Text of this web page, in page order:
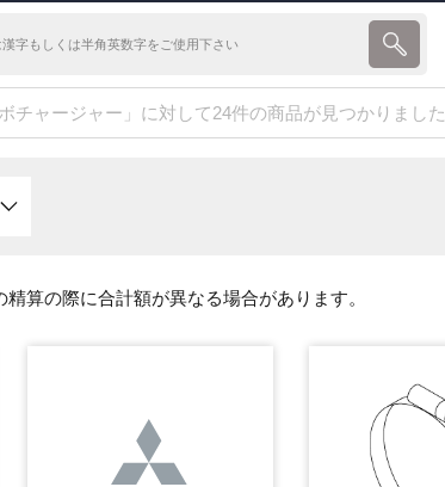
ボチャージャー」に対して24件の商品が見つかりました
算の際に合計額が異なる場合があります。